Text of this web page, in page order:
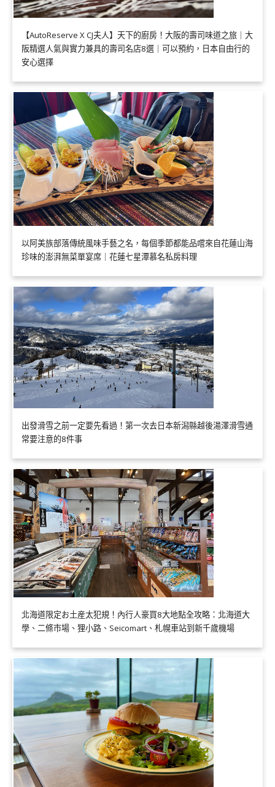
【AutoReserve X CJ夫人】天下的廚房！大阪的壽司味道之旅｜大
阪精選人氣與實力兼具的壽司名店8選｜可以預約，日本自由行的
安心選擇
以阿美族部落傳統風味手藝之名，每個季節都能品嚐來自花蓮山海
珍味的澎湃無菜單宴席｜花蓮七星潭慕名私房料理
出發滑雪之前一定要先看過！第一次去日本新潟縣越後湯澤滑雪通
常要注意的8件事
北海道限定お土産太犯規！內行人豪買8大地點全攻略：北海道大
學、二條市場、狸小路、Seicomart、札幌車站到新千歲機場